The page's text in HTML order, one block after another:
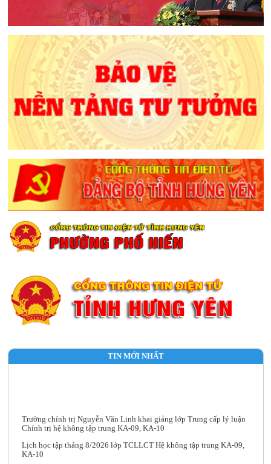
TIN MỚI NHẤT
Chính trị hệ không tập trung KA-09, KA-10
Lịch học tập tháng 8/2026 lớp TCLLCT Hệ không tập trung KA-09,
KA-10